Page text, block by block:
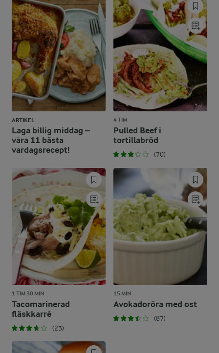
ARTIKEL
Laga billig middag –
våra 11 bästa
vardagsrecept!
4 TIM
Pulled Beef i
tortillabröd
(70)
1 TIM 30 MIN
Tacomarinerad
fläskkarré
(23)
15 MIN
Avokadoröra med ost
(87)